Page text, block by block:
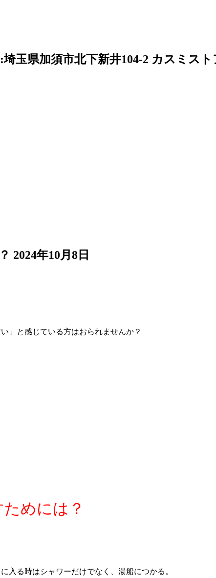
埼玉県加須市北下新井104-2 カスミスト
2024年10月8日
」と感じている方はおられませんか？
めには？
入る時はシャワーだけでなく、湯船につかる。